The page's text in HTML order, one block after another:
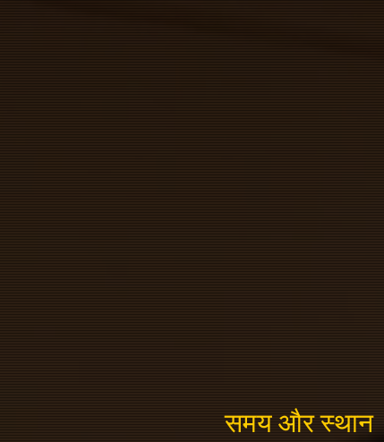
समय और स्थान